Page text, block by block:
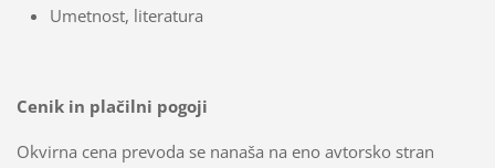
Umetnost, literatura
Cenik in plačilni pogoji
Okvirna cena prevoda se nanaša na eno avtorsko stran